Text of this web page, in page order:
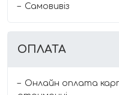
Самовивіз
ОПЛАТА
Онлайн оплата